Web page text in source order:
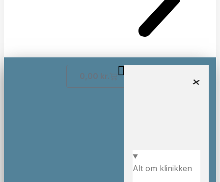
0,00 kr.
Alt om klinikken